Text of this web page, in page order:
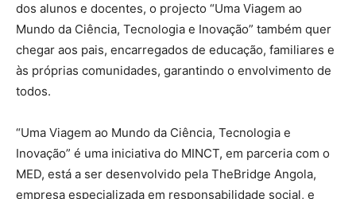
dos alunos e docentes, o projecto “Uma Viagem ao
Mundo da Ciência, Tecnologia e Inovação” também quer
chegar aos pais, encarregados de educação, familiares e
às próprias comunidades, garantindo o envolvimento de
todos.
“Uma Viagem ao Mundo da Ciência, Tecnologia e
Inovação” é uma iniciativa do MINCT, em parceria com o
MED, está a ser desenvolvido pela TheBridge Angola,
empresa especializada em responsabilidade social, e